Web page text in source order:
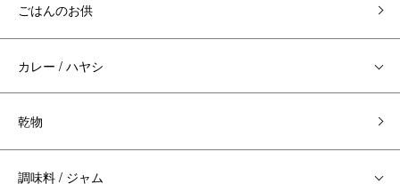
ごはんのお供
カレー / ハヤシ
乾物
調味料 / ジャム